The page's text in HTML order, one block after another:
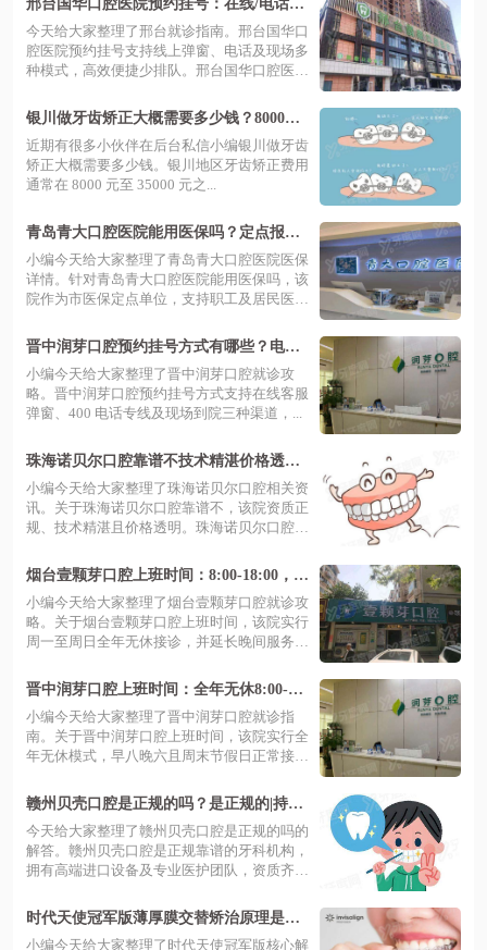
邢台国华口腔医院预约挂号：在线/电话等
预约方式，地址在襄都区|价目表透明
今天给大家整理了邢台就诊指南。邢台国华口
腔医院预约挂号支持线上弹窗、电话及现场多
种模式，高效便捷少排队。邢台国华口腔医
银川做牙齿矫正大概需要多少钱？8000起
搞定，本地口碑好的方案让你放心变美！
近期有很多小伙伴在后台私信小编银川做牙齿
矫正大概需要多少钱。银川地区牙齿矫正费用
通常在 8000 元至 35000 元之...
青岛青大口腔医院能用医保吗？定点报销
补牙拔牙，项目透明省钱更安心
小编今天给大家整理了青岛青大口腔医院医保
详情。针对青岛青大口腔医院能用医保吗，该
院作为市医保定点单位，支持职工及居民医
晋中润芽口腔预约挂号方式有哪些？电
话、在线与到院流程及医院实力深度测评
小编今天给大家整理了晋中润芽口腔就诊攻
略。晋中润芽口腔预约挂号方式支持在线客服
弹窗、400 电话专线及现场到院三种渠道，...
珠海诺贝尔口腔靠谱不技术精湛价格透明
地址便利，种牙矫正效果佳获患者一致好
评
小编今天给大家整理了珠海诺贝尔口腔相关资
讯。关于珠海诺贝尔口腔靠谱不，该院资质正
规、技术精湛且价格透明。珠海诺贝尔口腔
烟台壹颗芽口腔上班时间：8:00-18:00，全
天候接诊与地址导航全攻略
小编今天给大家整理了烟台壹颗芽口腔就诊攻
略。关于烟台壹颗芽口腔上班时间，该院实行
周一至周日全年无休接诊，并延长晚间服务
晋中润芽口腔上班时间：全年无休8:00-18:
00，地址在榆次区中心好找
小编今天给大家整理了晋中润芽口腔就诊指
南。关于晋中润芽口腔上班时间，该院实行全
年无休模式，早八晚六且周末节假日正常接
赣州贝壳口腔是正规的吗？是正规的|持证
连锁数字化种植，价格透明口碑好实力强
今天给大家整理了赣州贝壳口腔是正规的吗的
解答。赣州贝壳口腔是正规靠谱的牙科机构，
拥有高端进口设备及专业医护团队，资质齐
时代天使冠军版薄厚膜交替矫治原理是什
么？双膜施力提速 30% 复杂正畸更稳
小编今天给大家整理了时代天使冠军版核心解